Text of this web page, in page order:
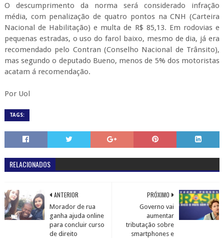
O descumprimento da norma será considerado infração
média, com penalização de quatro pontos na CNH (Carteira
Nacional de Habilitação) e multa de R$ 85,13. Em rodovias e
pequenas estradas, o uso do farol baixo, mesmo de dia, já era
recomendado pelo Contran (Conselho Nacional de Trânsito),
mas segundo o deputado Bueno, menos de 5% dos motoristas
acatam á recomendação.
Por Uol
TAGS:
RELACIONADOS
PRÓXIMO
Governo vai
aumentar
tributação sobre
smartphones e
ANTERIOR
Morador de rua
ganha ajuda online
para concluir curso
de direito